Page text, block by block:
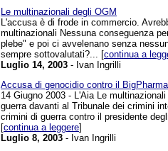
Le multinazionali degli OGM
L'accusa è di frode in commercio.
multinazionali Nessuna conseguenza
plebe" e poi ci avvelenano senza
sempre sottovalutati?... [continua a
Luglio 14, 2003 - Ivan Ingrilli
Accusa di genocidio contro il
14 Giugno 2003 - L'Aia Le
guerra davanti al Tribunale dei crimini
crimini di guerra contro il presidente
[continua a leggere]
Luglio 8, 2003 - Ivan Ingrilli